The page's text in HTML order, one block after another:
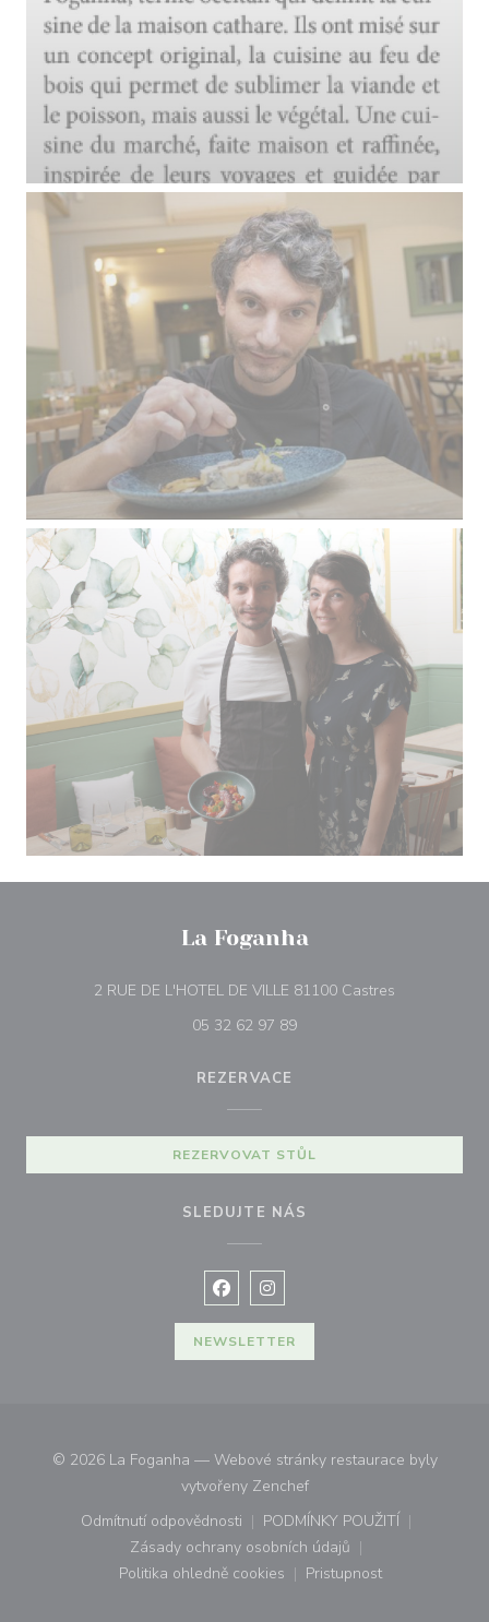
La Foganha
2 RUE DE L'HOTEL DE VILLE 81100 Castres
05 32 62 97 89
REZERVACE
REZERVOVAT STŮL
SLEDUJTE NÁS
Facebook ((otevře se v novém
Instagram ((otevře se v
NEWSLETTER
© 2026 La Foganha — Webové stránky restaurace byly
vytvořeny Zenchef((otevře se v novém okně))
Odmítnutí odpovědnosti
((otevře se v novém okně))
PODMÍNKY POUŽITÍ
((otevře se v novém
Zásady ochrany osobních údajů
((otevře se v novém okně))
Politika ohledně cookies
((otevře se v novém okně))
Pristupnost
((otevře se v novém